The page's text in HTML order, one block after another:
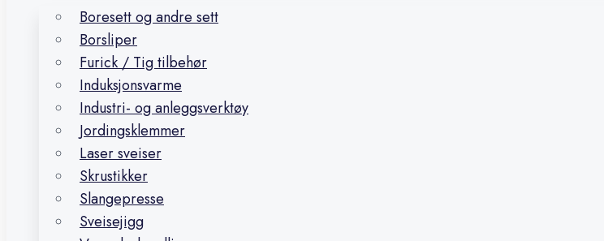
Boresett og andre sett
Borsliper
Furick / Tig tilbehør
Induksjonsvarme
Industri- og anleggsverktøy
Jordingsklemmer
Laser sveiser
Skrustikker
Slangepresse
Sveisejigg